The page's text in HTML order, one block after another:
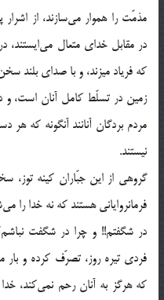
مذمّت را هموار می‌سازند، از
در مقابل خدای متعال می‌ایستند،
که فریاد میزند، و با صدای بلند
زمین در تسلّط کامل آنان است،
مردم بردگان آنانند آنگونه که هر
نیستند.
گروهی از این جبّاران کینه توز،
فرمانروایانی هستند که نه خدا را
در شگفتم!! و چرا در شگفت
فردی تیره روز، تصرّف کرده و
که هرگز به آنان رحم نمی‌کند،